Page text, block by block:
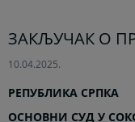
ЗАКЉУЧАК О
10.04.2025.
РЕПУБЛИКА СРПКА
ОСНОВНИ СУД У